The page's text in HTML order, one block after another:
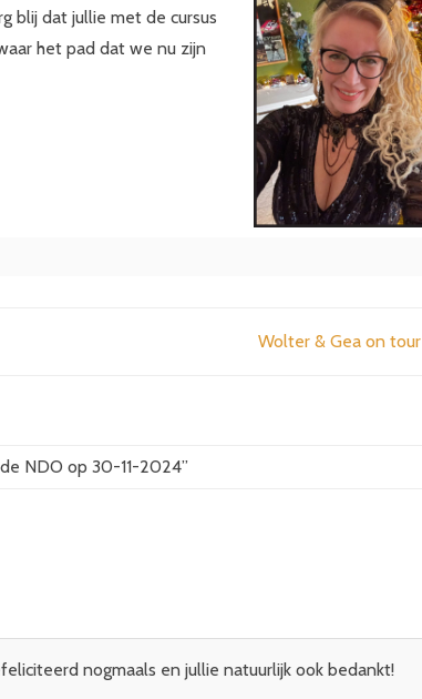
blij dat jullie met de cursus
het pad dat we nu zijn
Wolter & Gea on tour
NDO op 30-11-2024”
nogmaals en jullie natuurlijk ook bedankt!